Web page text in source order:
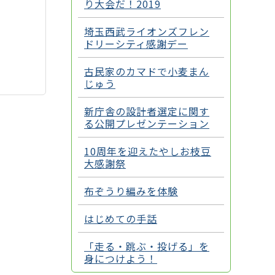
り大会だ！2019
埼玉西武ライオンズフレン
ドリーシティ感謝デー
古民家のカマドで小麦まん
じゅう
新庁舎の設計者選定に関す
る公開プレゼンテーション
10周年を迎えたやしお枝豆
大感謝祭
布ぞうり編みを体験
はじめての手話
「走る・跳ぶ・投げる」を
身につけよう！